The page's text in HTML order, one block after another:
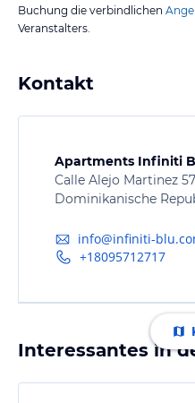
Buchung die verbindlichen
Veranstalters.
Kontakt
Apartments Infiniti
Calle Alejo Martinez
Dominikanische
info@infiniti-
+18095712717
Interessantes in